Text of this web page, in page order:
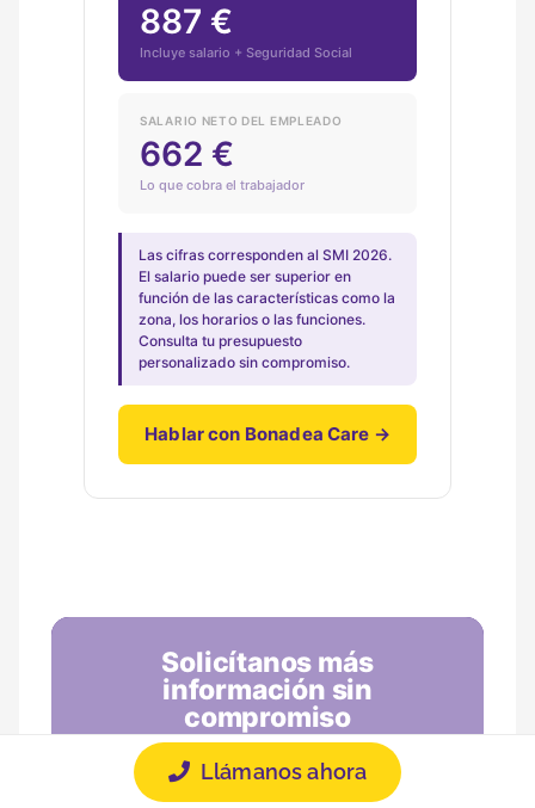
887 €
Incluye salario + Seguridad Social
SALARIO NETO DEL EMPLEADO
662 €
Lo que cobra el trabajador
Las cifras corresponden al SMI 2026.
El salario puede ser superior en
función de las características como la
zona, los horarios o las funciones.
Consulta tu presupuesto
personalizado sin compromiso.
Hablar con Bonadea Care →
Solicítanos más
información sin
compromiso
Llámanos ahora